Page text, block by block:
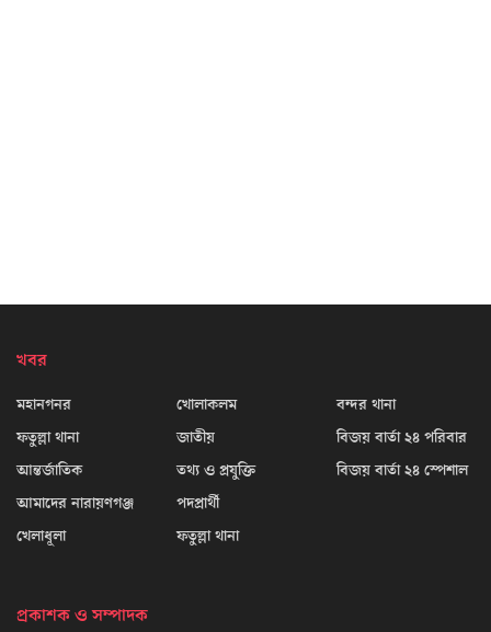
খবর
মহানগনর
ফতুল্লা থানা
আন্তর্জাতিক
আমাদের নারায়ণগঞ্জ
খেলাধূলা
খোলাকলম
জাতীয়
তথ্য ও প্রযুক্তি
পদপ্রার্থী
ফতুল্লা থানা
বন্দর থানা
বিজয় বার্তা ২৪ পরিবার
বিজয় বার্তা ২৪ স্পেশাল
প্রকাশক ও সম্পাদক